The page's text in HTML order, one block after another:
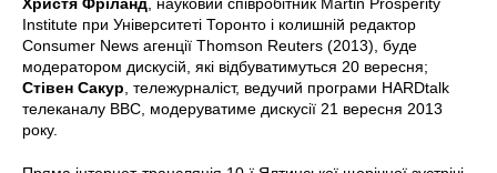
Institute при Університеті Торонто і колишній редактор
Consumer News агенції Thomson Reuters (2013), буде
модератором дискусій, які відбуватимуться 20 вересня;
Стівен Сакур , тележурналіст, ведучий програми HARDtalk
телеканалу BBC, модеруватиме дискусії 21 вересня 2013
року.